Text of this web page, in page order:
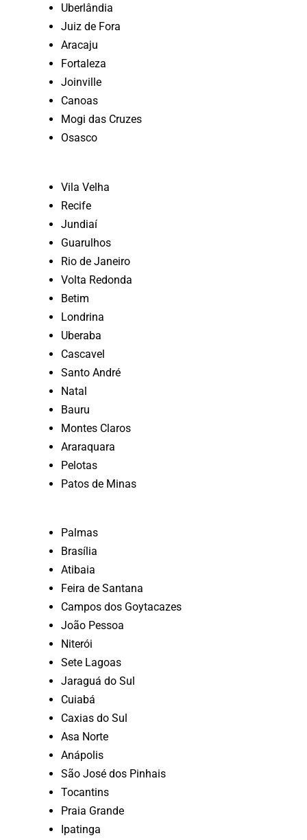
Uberlândia
Juiz de Fora
Aracaju
Fortaleza
Joinville
Canoas
Mogi das Cruzes
Osasco
Vila Velha
Recife
Jundiaí
Guarulhos
Rio de Janeiro
Volta Redonda
Betim
Londrina
Uberaba
Cascavel
Santo André
Natal
Bauru
Montes Claros
Araraquara
Pelotas
Patos de Minas
Palmas
Brasília
Atibaia
Feira de Santana
Campos dos Goytacazes
João Pessoa
Niterói
Sete Lagoas
Jaraguá do Sul
Cuiabá
Caxias do Sul
Asa Norte
Anápolis
São José dos Pinhais
Tocantins
Praia Grande
Ipatinga